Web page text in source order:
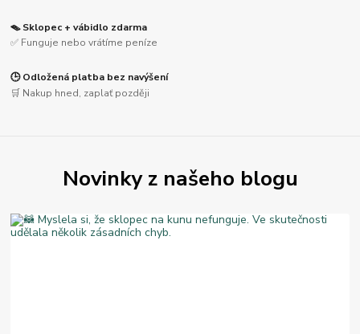
🪤 Sklopec + vábidlo zdarma
✅ Funguje nebo vrátíme peníze
🕒 Odložená platba bez navýšení
🛒 Nakup hned, zaplať později
Novinky z našeho blogu